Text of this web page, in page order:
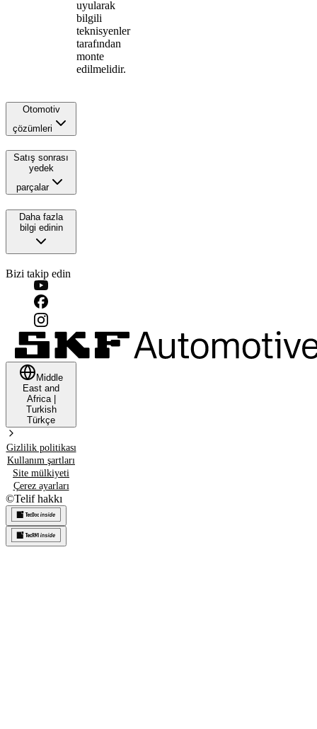
uyularak
bilgili
teknisyenler
tarafından
monte
edilmelidir.
Otomotiv
çözümleri
Satış sonrası
yedek
parçalar
Daha fazla
bilgi edinin
Bizi takip edin
Middle
East and
Africa|
Turkish
Türkçe
Gizlilik politikası
Kullanım şartları
Site mülkiyeti
Çerez ayarları
©Telif hakkı